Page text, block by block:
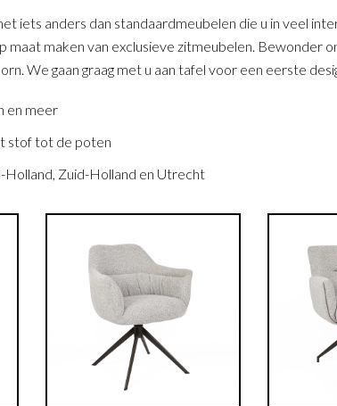
iets anders dan standaardmeubelen die u in veel
maat maken van exclusieve zitmeubelen. Bewonder
We gaan graag met u aan tafel voor een eerste
en meer
stof tot de poten
Holland, Zuid-Holland en Utrecht